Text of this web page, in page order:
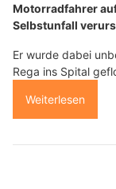
Motorradfahrer
Selbstunfall
Er wurde dabei
Rega ins Spital
Weiterlesen